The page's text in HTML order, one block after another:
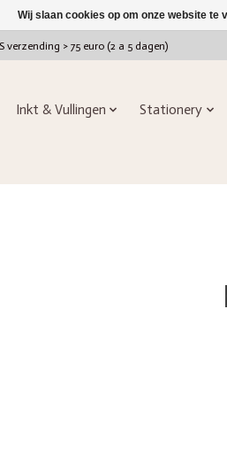
verzending > 75 euro (2 a 5 dagen)
Inkt & Vullingen Stationery
Wij slaan cookies op om onze website te